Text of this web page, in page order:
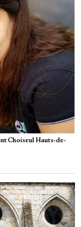
Choiseul Hauts-de-